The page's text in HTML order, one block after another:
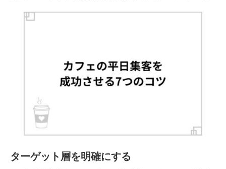
ターゲット層を明確にする